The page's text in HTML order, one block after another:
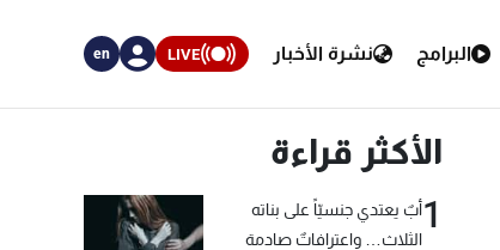
البرامج نشرة الأخبار LIVE
en
الأكثر قراءة
1أبٌ يعتدي جنسيّاً على بناته
الثلاث… واعترافاتٌ صادمة